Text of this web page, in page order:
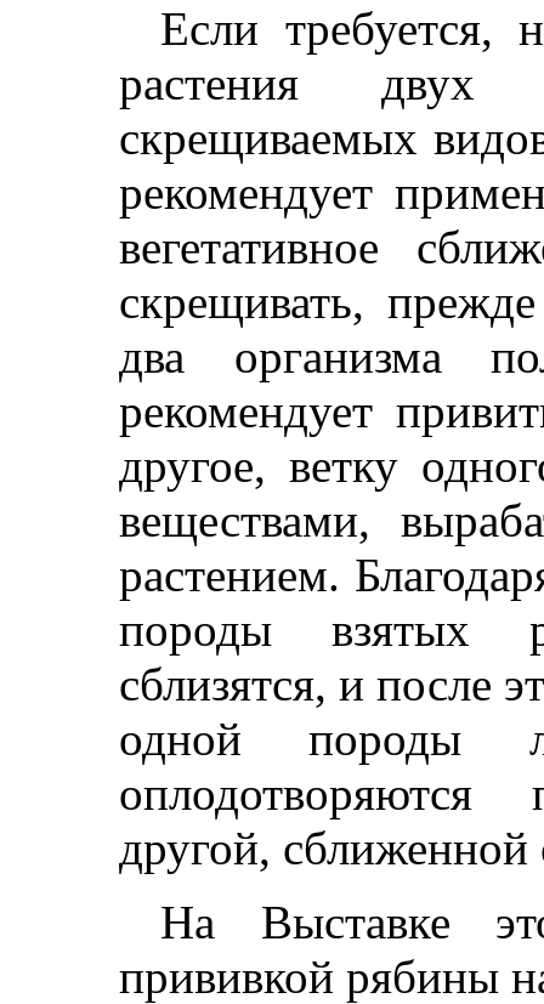
Если требуется,
растения двух
скрещиваемых
рекомендует
вегетативное
скрещивать,
два организма
рекомендует
другое, ветку
веществами,
растением.
породы взятых
сблизятся, и после
одной породы
оплодотворяются
другой,
На Выставке
прививкой рябины